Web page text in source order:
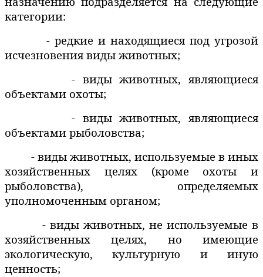
категории:
- редкие и находящиеся под угрозой
исчезновения виды животных;
- виды животных, являющиеся
объектами охоты;
- виды животных, являющиеся
объектами рыболовства;
- виды животных, используемые в иных
хозяйственных целях (кроме охоты и
рыболовства), определяемых
уполномоченным органом;
- виды животных, не используемые в
хозяйственных целях, но имеющие
экологическую, культурную и иную
ценность;